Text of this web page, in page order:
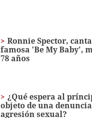
Ronnie Spector,
famosa 'Be My Baby',
78 años
¿Qué espera al
objeto de una
agresión sexual?